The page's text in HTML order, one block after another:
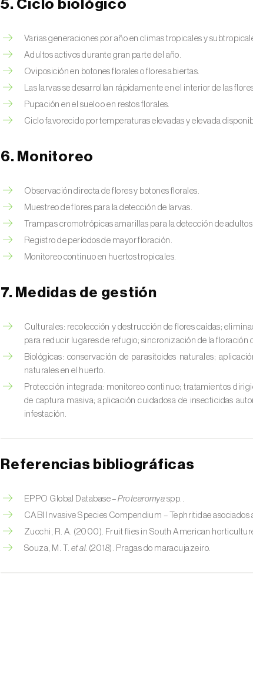
5. Ciclo biológico
Varias generaciones por año en climas tropicales y
Adultos activos durante gran parte del año.
Oviposición en botones florales o flores abiertas.
Las larvas se desarrollan rápidamente en el interior de las
Pupación en el suelo o en restos florales.
Ciclo favorecido por temperaturas elevadas y elevada
6. Monitoreo
Observación directa de flores y botones florales.
Muestreo de flores para la detección de larvas.
Trampas cromotrópicas amarillas para la detección de
Registro de períodos de mayor floración.
Monitoreo continuo en huertos tropicales.
7. Medidas de gestión
Culturales: recolección y destrucción de flores caídas;
para reducir lugares de refugio; sincronización de la floración
Biológicas: conservación de parasitoides naturales;
naturales en el huerto.
Protección integrada: monitoreo continuo; tratamientos
de captura masiva; aplicación cuidadosa de insecticidas
infestación.
Referencias bibliográficas
EPPO Global Database –Protearomya spp..
CABI Invasive Species Compendium – Tephritidae asociados
Zucchi, R. A. (2000). Fruit flies in South American
Souza, M. T. et al. (2018). Pragas do maracujazeiro.